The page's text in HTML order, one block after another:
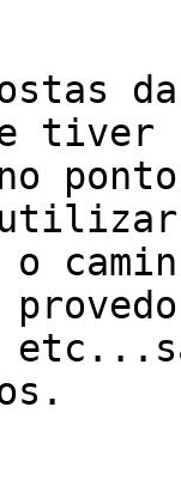
tiver